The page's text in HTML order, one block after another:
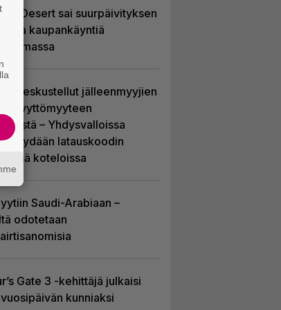
Desert sai suurpäivityksen
kaupankäyntiä
on keskustellut jälleenmyyjien
levyttömyyteen
– Yhdysvalloissa
myydään latauskoodin
koteloissa
Saudi-Arabiaan –
odotetaan
Gate 3 -kehittäjä julkaisi
kunniaksi